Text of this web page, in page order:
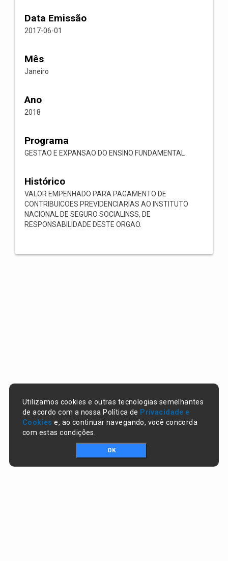
Data Emissão
2017-06-01
Mês
Janeiro
Ano
2018
Programa
GESTAO E EXPANSAO DO ENSINO FUNDAMENTAL
Histórico
VALOR EMPENHADO PARA PAGAMENTO DE
CONTRIBUICOES PREVIDENCIARIAS AO INSTITUTO
NACIONAL DE SEGURO SOCIALINSS, DE
RESPONSABILIDADE DESTE ORGAO.
Utilizamos cookies e outras tecnologias semelhantes
de acordo com a nossa Política de Privacidade e
Cookies e, ao continuar navegando, você concorda
com estas condições.
OK